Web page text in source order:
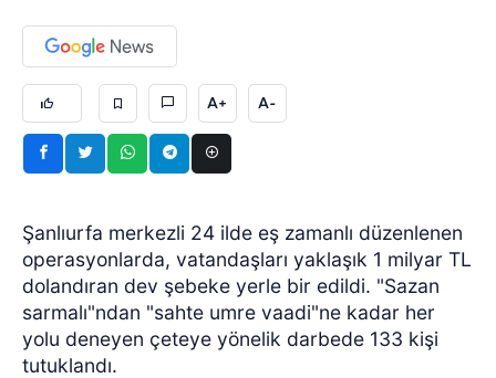
A+ A-
Şanlıurfa merkezli 24 ilde eş zamanlı düzenlenen
operasyonlarda, vatandaşları yaklaşık 1 milyar TL
dolandıran dev şebeke yerle bir edildi. "Sazan
sarmalı"ndan "sahte umre vaadi"ne kadar her
yolu deneyen çeteye yönelik darbede 133 kişi
tutuklandı.